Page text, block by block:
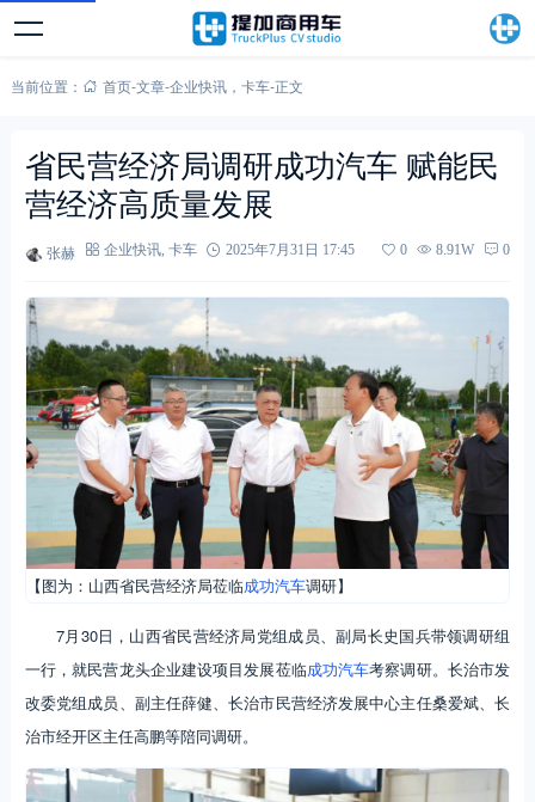
当前位置： 首页-文章-企业快讯， 卡车-正文
省民营经济局调研成功汽车 赋能民
营经济高质量发展
张赫 企业快讯, 卡车 2025年7月31日 17:45 0 8.91W 0
【图为：山西省民营经济局莅临成功汽车调研】
7月30日，山西省民营经济局党组成员、副局长史国兵带领调研组
一行，就民营龙头企业建设项目发展莅临成功汽车考察调研。长治市发
改委党组成员、副主任薛健、长治市民营经济发展中心主任桑爱斌、长
治市经开区主任高鹏等陪同调研。